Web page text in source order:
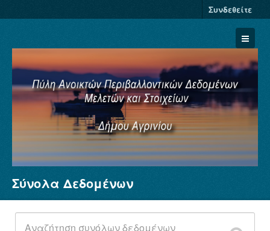
Συνδεθείτε
Σύνολα Δεδομένων
Φορείς
Ομάδες
Σύνολα Δεδομένων